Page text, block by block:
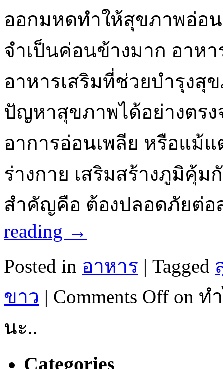
ออกมหดทำให้สุขภาพอ่อน
จำเป็นค่อนข้างมาก อาหา
อาหารเสริมที่ช่วยบำรุงสุ
ปัญหาสุขภาพได้อย่างตร
อาการอ่อนเพลีย หรือแม้
ร่างกาย เสริมสร้างภูมิคุ้ม
สำคัญคือ ต้องปลอดภัยต่
reading →
Posted in อาหาร | Tagged
ขาว | Comments Off on ท
นะ..
Categories